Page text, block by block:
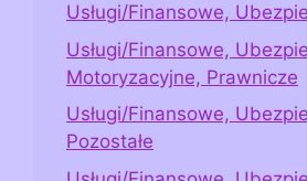
Usługi/Finansowe,
Usługi/Finansowe,
Motoryzacyjne, Prawnicze
Usługi/Finansowe,
Pozostałe